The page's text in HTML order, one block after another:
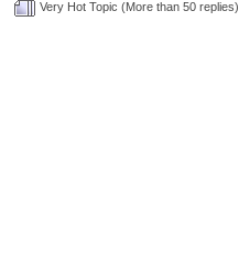
Very Hot Topic (More than 50 replies)